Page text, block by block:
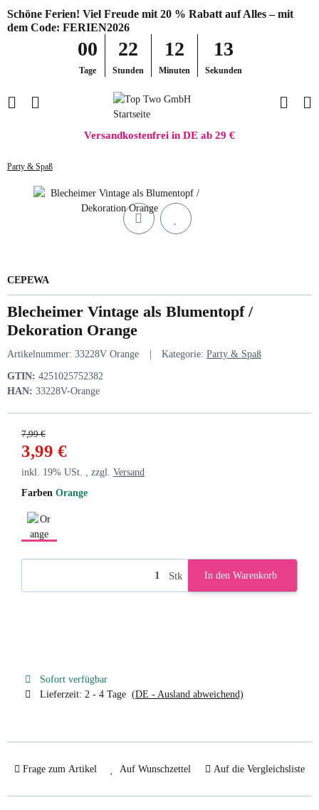
Schöne Ferien! Viel Freude mit 20 % Rabatt auf Alles – mit
dem Code: FERIEN2026
00
Tage
22
Stunden
12
Minuten
13
Sekunden
Versandkostenfrei in DE ab 29 €
Party & Spaß
CEPEWA
Blecheimer Vintage als Blumentopf /
Dekoration Orange
Artikelnummer: 33228V Orange Kategorie: Party & Spaß
GTIN: 4251025752382
HAN: 33228V-Orange
7,99 €
3,99 €
inkl. 19% USt. , zzgl. Versand
Farben Orange
Stk In den Warenkorb
Sofort verfügbar
Lieferzeit: 2 - 4 Tage (DE - Ausland abweichend)
Frage zum Artikel Auf Wunschzettel Auf die Vergleichsliste